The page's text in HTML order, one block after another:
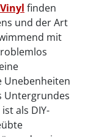
finden
und der Art
mit
Unebenheiten
Untergrundes
als DIY-